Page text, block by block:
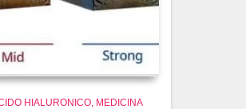
HIALURONICO MEDICINA